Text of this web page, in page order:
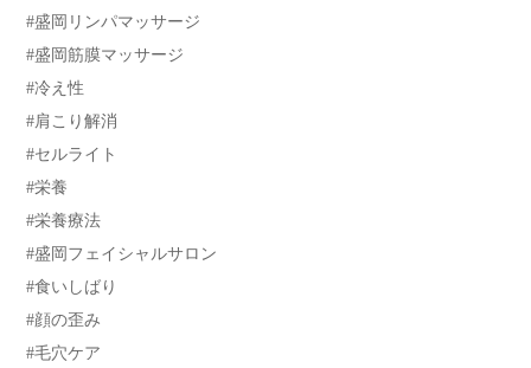
#盛岡リンパマッサージ
#盛岡筋膜マッサージ
#冷え性
#肩こり解消
#セルライト
#栄養
#栄養療法
#盛岡フェイシャルサロン
#食いしばり
#顔の歪み
#毛穴ケア